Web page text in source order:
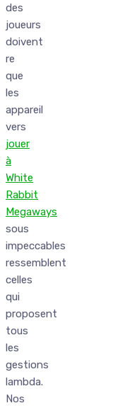
des
joueurs
doivent
re
que
les
appareil
vers
jouer
à
White
Rabbit
Megaways
sous
impeccables
ressemblent
celles
qui
proposent
tous
les
gestions
lambda.
Nos